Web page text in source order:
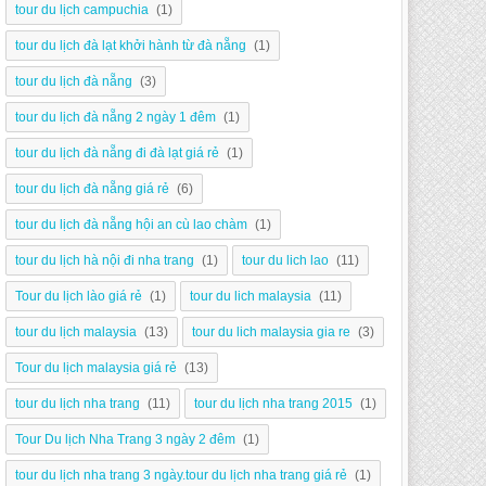
tour du lịch campuchia (1)
tour du lịch đà lạt khởi hành từ đà nẵng (1)
tour du lịch đà nẵng (3)
tour du lịch đà nẵng 2 ngày 1 đêm (1)
tour du lịch đà nẵng đi đà lạt giá rẻ (1)
tour du lịch đà nẵng giá rẻ (6)
tour du lịch đà nẵng hội an cù lao chàm (1)
tour du lịch hà nội đi nha trang (1) tour du lich lao (11)
Tour du lịch lào giá rẻ (1) tour du lich malaysia (11)
tour du lịch malaysia (13) tour du lich malaysia gia re (3)
Tour du lịch malaysia giá rẻ (13)
tour du lịch nha trang (11) tour du lịch nha trang 2015 (1)
Tour Du lịch Nha Trang 3 ngày 2 đêm (1)
tour du lịch nha trang 3 ngày.tour du lịch nha trang giá rẻ (1)